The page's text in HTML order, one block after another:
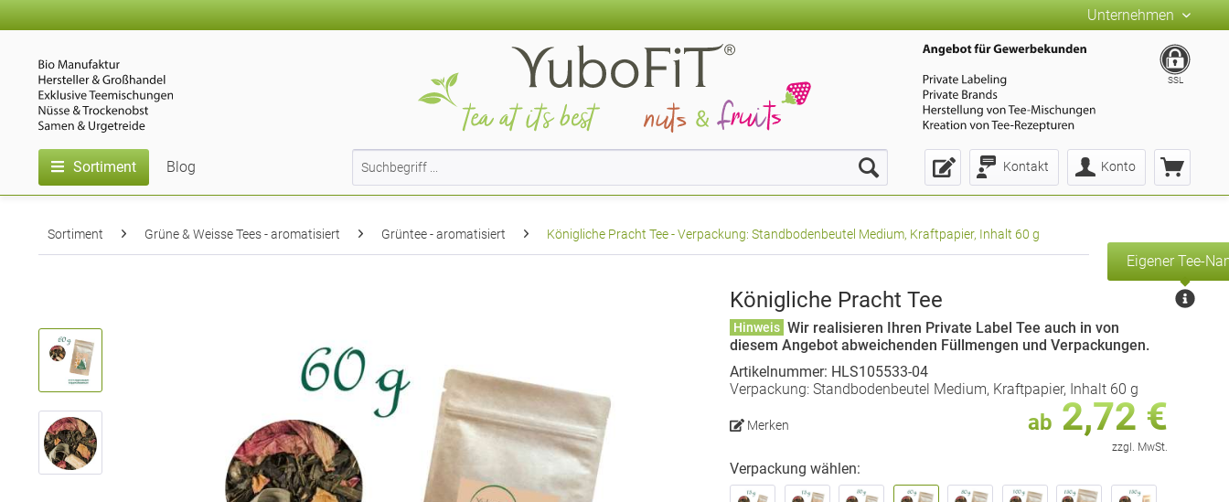
Unternehmen
Kontakt Konto
SSL
Sortiment Blog
Sortiment Grüne & Weisse Tees - aromatisiert Grüntee - aromatisiert Königliche Pracht Tee - Verpackung: Standbodenbeutel Medium, Kraftpapier, Inhalt 60 g
Königliche Pracht Tee
Eigener Tee-
Hinweis Wir realisieren Ihren Private Label Tee auch in von
diesem Angebot abweichenden Füllmengen und Verpackungen.
Artikelnummer: HLS105533-04
Verpackung: Standbodenbeutel Medium, Kraftpapier, Inhalt 60 g
ab 2,72 €
zzgl. MwSt.
Merken
Verpackung wählen: